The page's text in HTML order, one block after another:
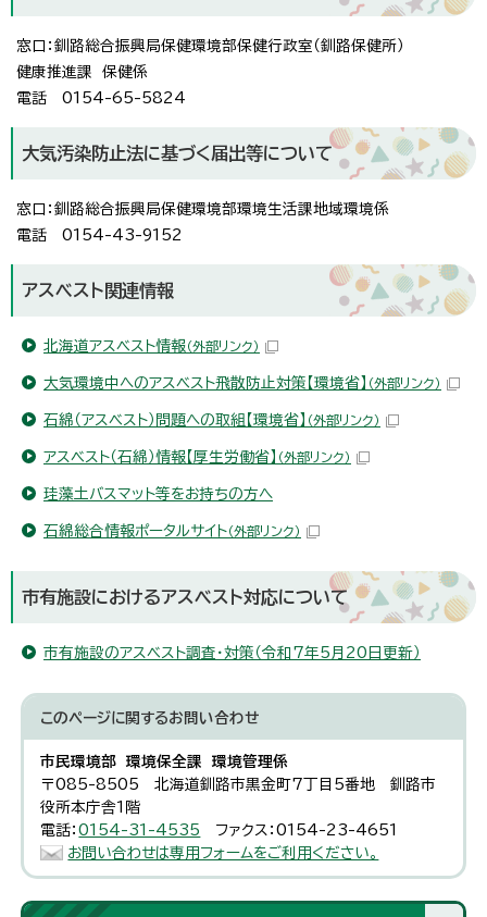
窓口：釧路総合振興局保健環境部保健行政室（釧路保健所）
健康推進課 保健係
電話 0154-65-5824
大気汚染防止法に基づく届出等について
窓口：釧路総合振興局保健環境部環境生活課地域環境係
電話 0154-43-9152
アスベスト関連情報
北海道アスベスト情報（外部リンク）
大気環境中へのアスベスト飛散防止対策【環境省】 （外部リンク）
石綿（アスベスト）問題への取組【環境省】 （外部リンク）
アスベスト（石綿）情報【厚生労働省】 （外部リンク）
珪藻土バスマット等をお持ちの方へ
石綿総合情報ポータルサイト（外部リンク）
市有施設におけるアスベスト対応について
市有施設のアスベスト調査・対策（令和7年5月20日更新）
このページに関するお問い合わせ
市民環境部 環境保全課 環境管理係
〒085-8505 北海道釧路市黒金町7丁目5番地 釧路市
役所本庁舎1階
電話：0154-31-4535
ファクス：0154-23-4651
お問い合わせは専用フォームをご利用ください。